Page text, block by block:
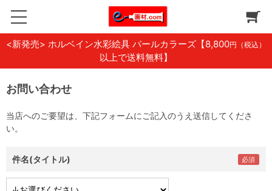
<新発売> ホルベイン水彩絵具 パールカラーズ 【8,800円（税込）
以上で送料無料】
お問い合わせ
当店へのご要望は、下記フォームにご記入のうえ送信してくださ
い。
件名(タイトル)